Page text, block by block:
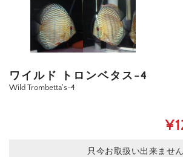
ワイルド トロンベタス-4
Wild Trombetta's-4
只今お取扱い出来ません